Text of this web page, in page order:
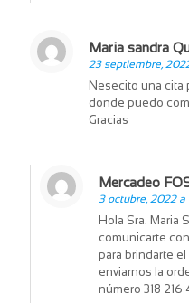
Maria sandra
23 septiembre,
Nesecito una cita
donde puedo
Gracias
Mercadeo
3 octubre, 2022 a
Hola Sra. Maria
comunicarte
para brindarte
enviarnos la
número 318 216